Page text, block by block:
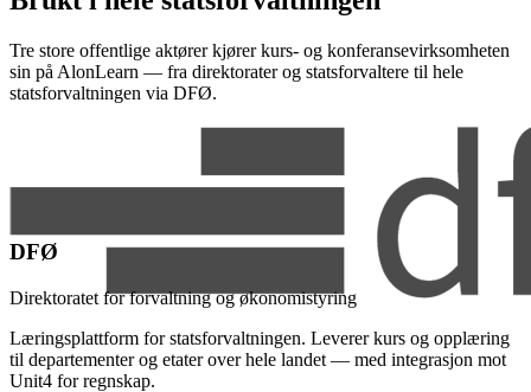
Tre store offentlige aktører kjører kurs- og konferansevirksomheten
sin på AlonLearn — fra direktorater og statsforvaltere til hele
statsforvaltningen via DFØ.
DFØ
Direktoratet for forvaltning og økonomistyring
Læringsplattform for statsforvaltningen. Leverer kurs og opplæring
til departementer og etater over hele landet — med integrasjon mot
Unit4 for regnskap.